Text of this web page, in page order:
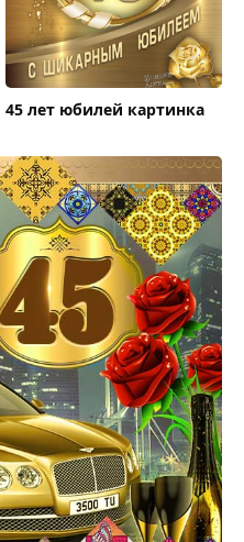
45 лет юбилей картинка